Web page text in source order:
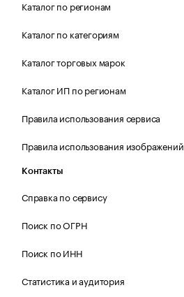
Каталог по регионам
Каталог по категориям
Каталог торговых марок
Каталог ИП по регионам
Правила использования сервиса
Правила использования изображений
Контакты
Справка по сервису
Поиск по ОГРН
Поиск по ИНН
Статистика и аудитория